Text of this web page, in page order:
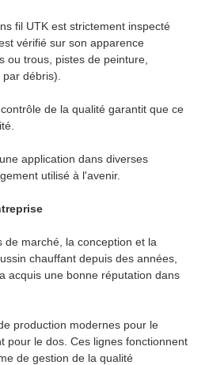
fil UTK est strictement inspecté
vérifié sur son apparence
ou trous, pistes de peinture,
débris).
de la qualité garantit que ce
application dans diverses
utilisé à l'avenir.
de marché, la conception et la
chauffant depuis des années,
acquis une bonne réputation dans
production modernes pour le
pour le dos. Ces lignes fonctionnent
de gestion de la qualité